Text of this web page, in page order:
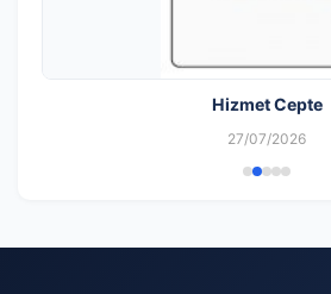
Hizmet Cepte
27/07/2026